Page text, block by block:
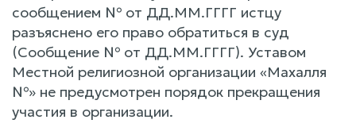
сообщением № от ДД.ММ.ГГГГ истцу
разъяснено его право обратиться в суд
(Сообщение № от ДД.ММ.ГГГГ). Уставом
Местной религиозной организации «Махалля
№» не предусмотрен порядок прекращения
участия в организации.